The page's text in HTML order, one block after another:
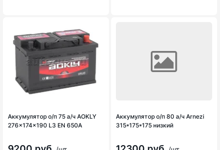
Аккумулятор о/п 75 а/ч AOKLY
276x174x190 L3 EN 650A
Аккумулятор о/п 80 а/ч Arnezi
315*175*175 низкий